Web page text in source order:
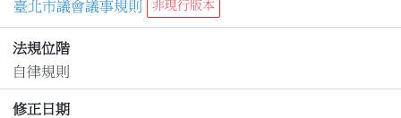
臺北市議會議事規則
非現行版本
法規位階
自律規則
修正日期